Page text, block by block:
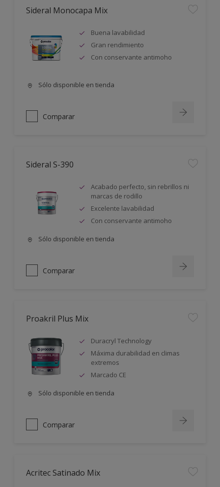
Sideral Monocapa Mix
Buena lavabilidad
Gran rendimiento
Con conservante antimoho
Sólo disponible en tienda
Comparar
Sideral S-390
Acabado perfecto, sin rebrillos ni
marcas de rodillo
Excelente lavabilidad
Con conservante antimoho
Sólo disponible en tienda
Comparar
Proakril Plus Mix
Duracryl Technology
Máxima durabilidad en climas
extremos
Marcado CE
Sólo disponible en tienda
Comparar
Acritec Satinado Mix